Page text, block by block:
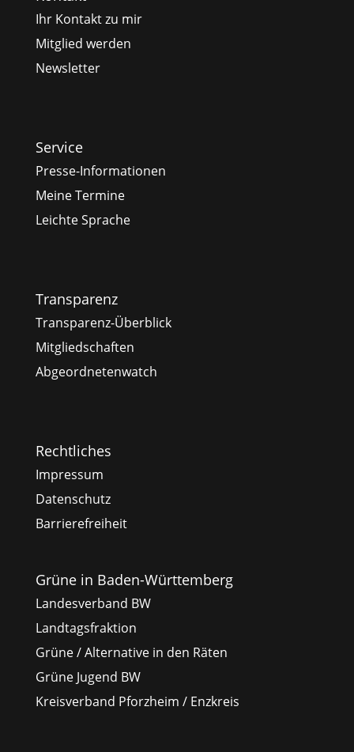
Ihr Kontakt zu mir
Mitglied werden
Newsletter
Service
Presse-Informationen
Meine Termine
Leichte Sprache
Transparenz
Transparenz-Überblick
Mitgliedschaften
Abgeordnetenwatch
Rechtliches
Impressum
Datenschutz
Barrierefreiheit
Grüne in Baden-Württemberg
Landesverband BW
Landtagsfraktion
Grüne / Alternative in den Räten
Grüne Jugend BW
Kreisverband Pforzheim / Enzkreis